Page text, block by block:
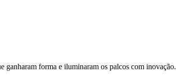
ganharam forma e iluminaram os palcos com inovação.